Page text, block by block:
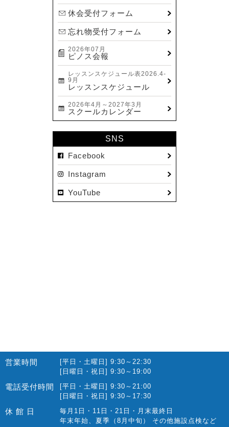
休会受付フォーム
忘れ物受付フォーム
2026年07月
ピノス会報
レッスンスケジュール表2026.4-
9月
レッスンスケジュール
2026年4月～2027年3月
スクールカレンダー
SNS
Facebook
Instagram
YouTube
営業時間
[平日・土曜日] 9:30～22:30
[日曜日・祝日] 9:30～19:00
電話受付時間
[平日・土曜日] 9:30～21:00
[日曜日・祝日] 9:30～17:30
休 館 日
毎月1日・11日・21日・月末最終日
年末年始、夏季（8月中旬） その他施設点検など